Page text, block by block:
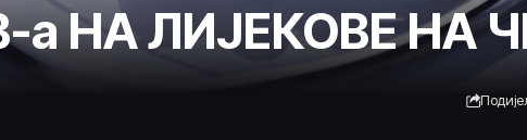
НА ЛИЈЕКОВЕ НА